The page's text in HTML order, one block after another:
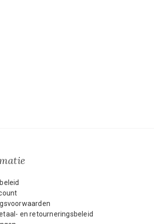
en retourneringsbeleid